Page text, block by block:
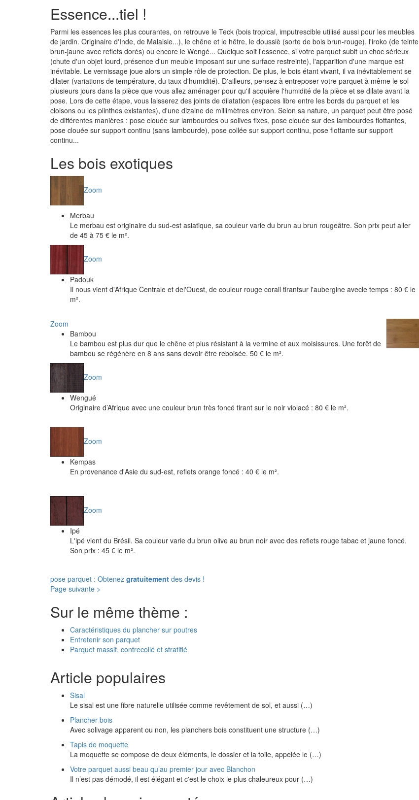
Essence...tiel !
Parmi les essences les plus courantes, on retrouve le Teck (bois tropical, imputrescible utilisé aussi pour les meubles
de jardin. Originaire d'Inde, de Malaisie...), le chêne et le hêtre, le doussiè (sorte de bois brun-rouge), l'iroko (de teinte
brun-jaune avec reflets dorés) ou encore le Wengé... Quelque soit l'essence, si votre parquet subit un choc sérieux
(chute d'un objet lourd, présence d'un meuble imposant sur une surface restreinte), l'apparition d'une marque est
inévitable. Le vernissage joue alors un simple rôle de protection. De plus, le bois étant vivant, il va inévitablement se
dilater (variations de température, du taux d'humidité). D'ailleurs, pensez à entreposer votre parquet à même le sol
plusieurs jours dans la pièce que vous allez aménager pour qu'il acquière l'humidité de la pièce et se dilate avant la
pose. Lors de cette étape, vous laisserez des joints de dilatation (espaces libre entre les bords du parquet et les
cloisons ou les plinthes existantes), d'une dizaine de millimètres environ. Selon sa nature, un parquet peut être posé
de différentes manières : pose clouée sur lambourdes ou solives fixes, pose clouée sur des lambourdes flottantes,
pose clouée sur support continu (sans lambourde), pose collée sur support continu, pose flottante sur support
continu...
Les bois exotiques
Zoom
Merbau
Le merbau est originaire du sud-est asiatique, sa couleur varie du brun au brun rougeâtre. Son prix peut aller
de 45 à 75 € le m².
Zoom
Padouk
Il nous vient d'Afrique Centrale et del'Ouest, de couleur rouge corail tirantsur l'aubergine avecle temps : 80 € le
m².
Zoom
Bambou
Le bambou est plus dur que le chêne et plus résistant à la vermine et aux moisissures. Une forêt de
bambou se régénère en 8 ans sans devoir être reboisée. 50 € le m².
Zoom
Wengué
Originaire d’Afrique avec une couleur brun très foncé tirant sur le noir violacé : 80 € le m².
Zoom
Kempas
En provenance d'Asie du sud-est, reflets orange foncé : 40 € le m².
Zoom
Ipé
L'ipé vient du Brésil. Sa couleur varie du brun olive au brun noir avec des reflets rouge tabac et jaune foncé.
Son prix : 45 € le m².
pose parquet : Obtenez gratuitement des devis !
Page suivante >
Sur le même thème :
Caractéristiques du plancher sur poutres
Entretenir son parquet
Parquet massif, contrecollé et stratifié
Article populaires
Sisal
Le sisal est une fibre naturelle utilisée comme revêtement de sol, et aussi (…)
Plancher bois
Avec solivage apparent ou non, les planchers bois constituent une structure (…)
Tapis de moquette
La moquette se compose de deux éléments, le dossier et la toile, appelée le (…)
Votre parquet aussi beau qu’au premier jour avec Blanchon
Il n’est pas démodé, il est élégant et c'est le choix le plus chaleureux pour (…)